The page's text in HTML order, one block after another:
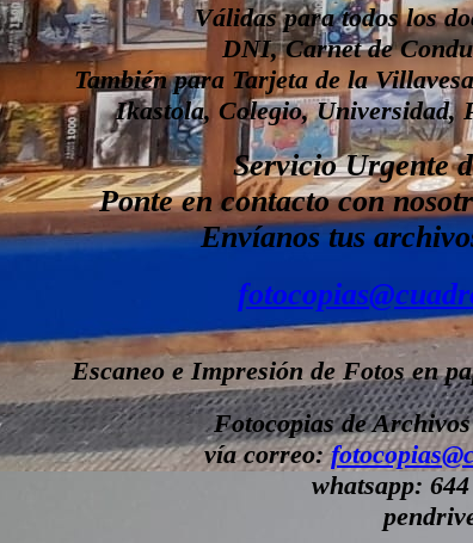
Válidas para todos los
DNI, Carnet de
También para Tarjeta de la
Ikastola, Colegio, Universidad,
Servicio Urgente
Ponte en contacto con
Envíanos tus
Escaneo e Impresión de Fotos en
Fotocopias de
vía correo:
whatsapp: